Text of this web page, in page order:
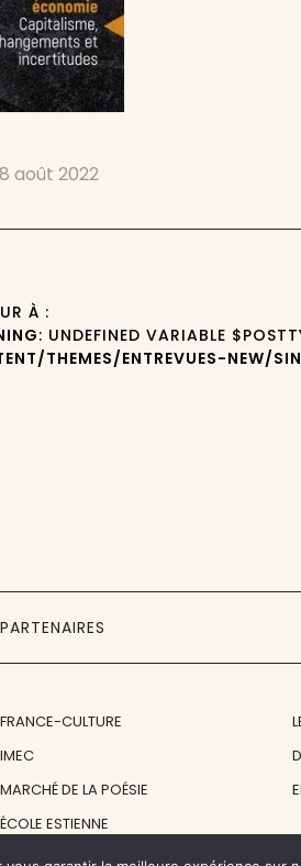
août 2022
À :
: UNDEFINED VARIABLE
THEMES/ENTREVUES-NEW/
PARTENAIRES
FRANCE-CULTURE
IMEC
MARCHÉ DE LA POÉSIE
ÉCOLE ESTIENNE